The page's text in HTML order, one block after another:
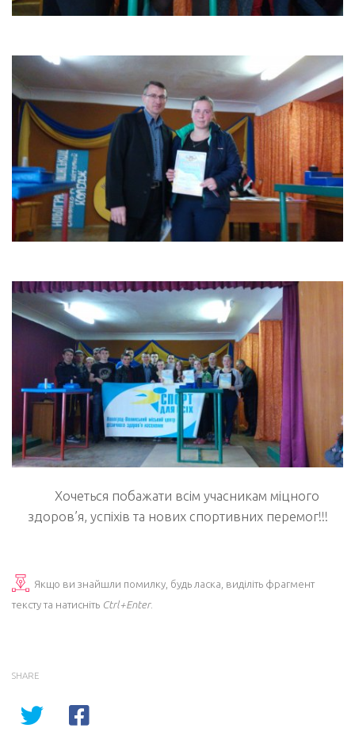
Хочеться побажати всім учасникам міцного
здоров’я, успіхів та нових спортивних перемог!!!
Якщо ви знайшли помилку, будь ласка, виділіть фрагмент
тексту та натисніть Ctrl+Enter.
SHARE